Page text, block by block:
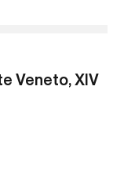
Veneto, XIV